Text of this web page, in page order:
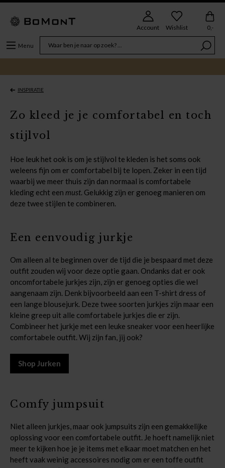
Menu
Account Wishlist 0,-
INSPIRATIE
Zo kleed je je comfortabel en toch
stijlvol
Hoe leuk het ook is om je stijlvol te kleden is het soms ook
weleens fijn om er comfortabel bij te lopen. Zeker in een tijd
waarbij we meer thuis zijn dan normaal is comfortabele
kleding echt een must. Gelukkig zijn er genoeg manieren om
deze twee stijlen te combineren.
Een eenvoudig jurkje
Om alleen al te beginnen over de tijd die je bespaard met deze
outfit zouden wij voor deze optie gaan. Ondanks dat er ook
oncomfortabele jurkjes zijn, zijn er genoeg opties die wel
aangenaam zijn. Denk bijvoorbeeld aan een T-shirt dress of
een lange blousejurk. Deze twee soorten jurkjes zijn maar een
kleine greep uit alle comfortabele jurkjes die er zijn.
Combineer het jurkje met een leuke sneaker voor een heerlijke
comfortabele outfit. Wij zijn fan, jij ook?
Shop Jurken
Comfy jumpsuit
Niet alleen jurkjes, maar ook jumpsuits zijn een gemakkelijke
oplossing voor een comfortabele outfit. Je hoeft namelijk niet
meer te kijken hoe je je items met elkaar moet matchen en het
heeft vaak weinig accessoires nodig om er een toffe outfit